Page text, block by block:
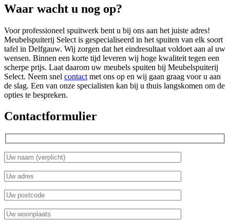
Waar wacht u nog op?
Voor professioneel spuitwerk bent u bij ons aan het juiste adres!
Meubelspuiterij Select is gespecialiseerd in het spuiten van elk soort
tafel in Delfgauw. Wij zorgen dat het eindresultaat voldoet aan al uw
wensen. Binnen een korte tijd leveren wij hoge kwaliteit tegen een
scherpe prijs. Laat daarom uw meubels spuiten bij Meubelspuiterij
Select. Neem snel contact met ons op en wij gaan graag voor u aan
de slag. Een van onze specialisten kan bij u thuis langskomen om de
opties te bespreken.
Contactformulier